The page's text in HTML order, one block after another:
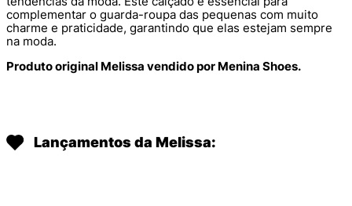
complementar o guarda-roupa das pequenas com muito
charme e praticidade, garantindo que elas estejam sempre
na moda.
Produto original Melissa vendido por Menina Shoes.
Lançamentos da Melissa: